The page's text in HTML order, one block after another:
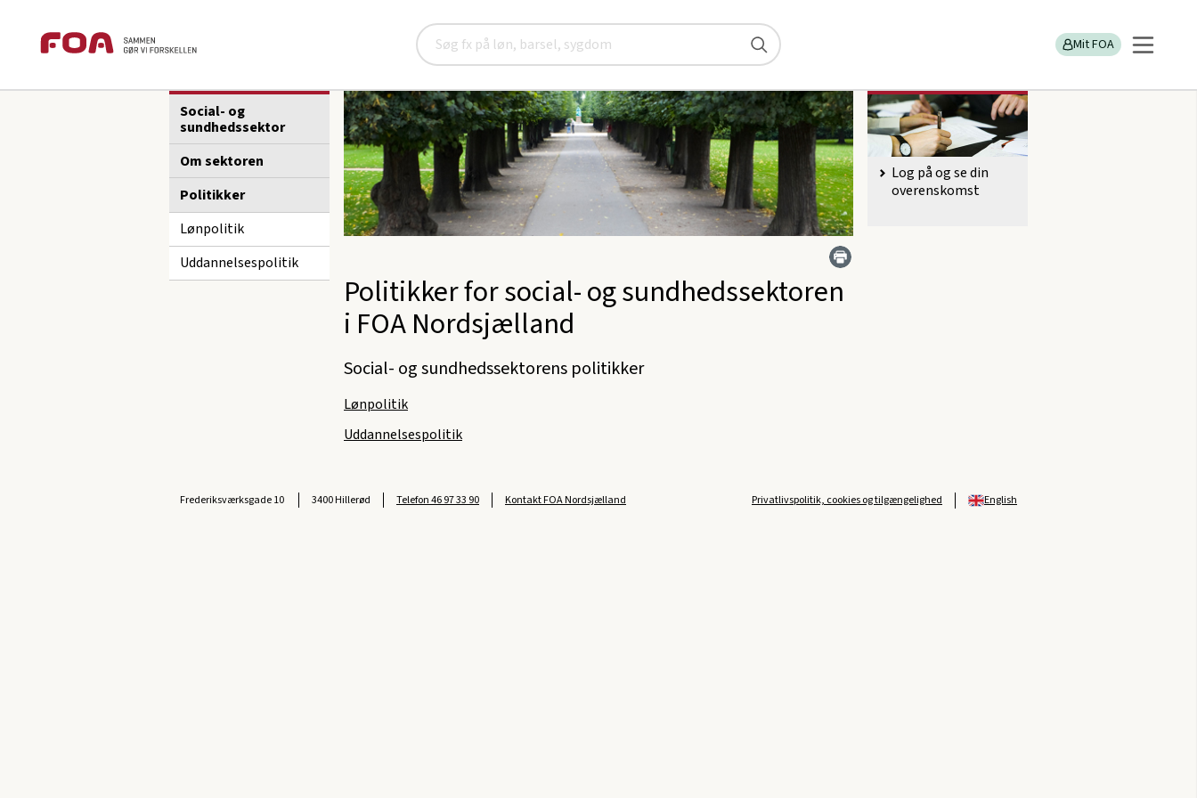
hovedindhold
hovedmenu
Søg
Mit FOA
FOA Nordsjælland Social- og sundhedssektor Om sektoren Politikker
menu
Social- og
sundhedssektor
Om sektoren
Politikker
Lønpolitik
Uddannelsespolitik
Politikker for social- og sundhedssektoren
i FOA Nordsjælland
Social- og sundhedssektorens politikker
Lønpolitik
Uddannelsespolitik
Log på og se din
overenskomst
Frederiksværksgade 10 3400 Hillerød Telefon46 97 33 90 Kontakt FOA Nordsjælland Privatlivspolitik, cookies og tilgængelighed English